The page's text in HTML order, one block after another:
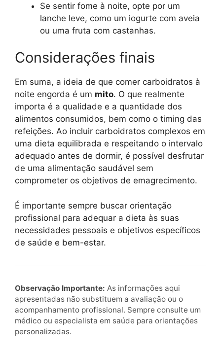
Se sentir fome à noite, opte por um
lanche leve, como um iogurte com aveia
ou uma fruta com castanhas.
Considerações finais
Em suma, a ideia de que comer carboidratos à
noite engorda é um mito. O que realmente
importa é a qualidade e a quantidade dos
alimentos consumidos, bem como o timing das
refeições. Ao incluir carboidratos complexos em
uma dieta equilibrada e respeitando o intervalo
adequado antes de dormir, é possível desfrutar
de uma alimentação saudável sem
comprometer os objetivos de emagrecimento.
É importante sempre buscar orientação
profissional para adequar a dieta às suas
necessidades pessoais e objetivos específicos
de saúde e bem-estar.
Observação Importante: As informações aqui
apresentadas não substituem a avaliação ou o
acompanhamento profissional. Sempre consulte um
médico ou especialista em saúde para orientações
personalizadas.